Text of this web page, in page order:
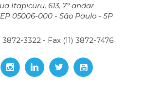
Itapicuru, 613, 7° andar
05006-000 - São Paulo - SP
3872-3322 - Fax (11) 3872-7476